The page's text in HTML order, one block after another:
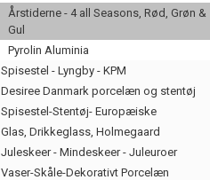
Årstiderne - 4 all Seasons, Rød, Grøn &
Gul
Pyrolin Aluminia
Spisestel - Lyngby - KPM
Desiree Danmark porcelæn og stentøj
Spisestel-Stentøj- Europæiske
Glas, Drikkeglass, Holmegaard
Juleskeer - Mindeskeer - Juleuroer
Vaser-Skåle-Dekorativt Porcelæn